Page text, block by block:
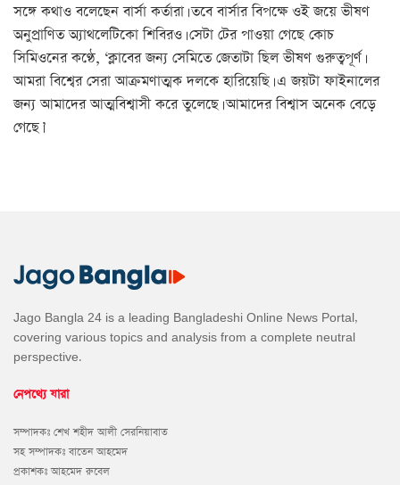
সঙ্গে কথাও বলেছেন বার্সা কর্তারা। তবে বার্সার বিপক্ষে ওই জয়ে ভীষণ
অনুপ্রাণিত অ্যাথলেটিকো শিবিরও। সেটা টের পাওয়া গেছে কোচ
সিমিওনের কণ্ঠে, ‘ক্লাবের জন্য সেমিতে জেতাটা ছিল ভীষণ গুরুত্বপূর্ণ।
আমরা বিশ্বের সেরা আক্রমণাত্মক দলকে হারিয়েছি। এ জয়টা ফাইনালের
জন্য আমাদের আত্মবিশ্বাসী করে তুলেছে। আমাদের বিশ্বাস অনেক বেড়ে
গেছে।’
Jago Bangla 24 is a leading Bangladeshi Online News Portal,
covering various topics and analysis from a complete neutral
perspective.
নেপথ্যে যারা
সম্পাদকঃ শেখ শহীদ আলী সেরনিয়াবাত
সহ সম্পাদকঃ বাতেন আহমেদ
প্রকাশকঃ আহমেদ রুবেল